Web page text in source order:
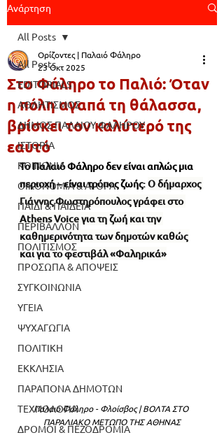
Ανάρτηση
All Posts
EDITORIALS
ΑΘΛΗΤΙΣΜΟΣ
ΔΗΜΟΣ ΠΑΛΑΙΟΥ ΦΑΛΗΡΟΥ
ΙΣΤΟΡΙΑ
ΚΟΙΝΩΝΙΑ
ΟΙΚΟΝΟΜΙΑ & ΑΓΟΡΑ
ΠΑΙΔΙ & ΠΑΙΔΕΙΑ
ΠΕΡΙΒΑΛΛΟΝ
ΠΟΛΙΤΙΣΜΟΣ
ΠΡΟΣΩΠΑ & ΑΠΟΨΕΙΣ
ΣΥΓΚΟΙΝΩΝΙΑ
ΥΓΕΙΑ
ΨΥΧΑΓΩΓΙΑ
ΠΟΛΙΤΙΚΗ
ΕΚΚΛΗΣΙΑ
ΠΑΡΑΠΟΝΑ ΔΗΜΟΤΩΝ
ΤΕΧΝΟΛΟΓΙΑ
ΔΡΟΜΟΙ & ΠΕΖΟΔΡΟΜΙΑ
All Posts
Στο Φάληρο το Παλιό: Όταν
η πόλη αγαπά τη θάλασσα,
βρίσκει τον καλύτερό της
εαυτό
Ορίζοντες | Παλαιό Φάληρο
23 Οκτ 2025
Το Παλαιό Φάληρο δεν είναι απλώς μια
περιοχή – είναι τρόπος ζωής: Ο δήμαρχος
Γιάννης Φωστηρόπουλος γράφει στο
Athens Voice για τη ζωή και την
καθημερινότητα των δημοτών καθώς
και για το φεστιβάλ «Φαληρικά»
Παλαιό Φάληρο - Φλοίσβος | ΒΟΛΤΑ ΣΤΟ
ΠΑΡΑΛΙΑΚΟ ΜΕΤΩΠΟ ΤΗΣ ΑΘΗΝΑΣ